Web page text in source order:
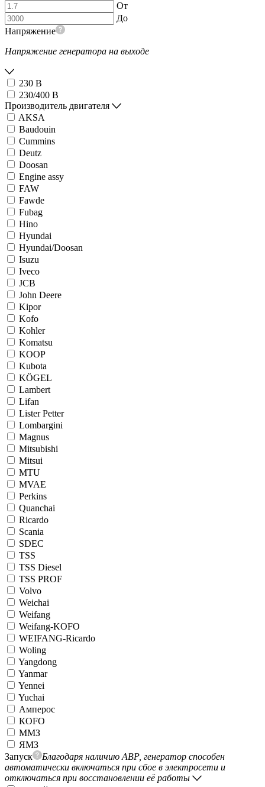
От
До
Напряжение
Напряжение генератора на выходе
230 В
230/400 В
Производитель двигателя
AKSA
Baudouin
Cummins
Deutz
Doosan
Engine assy
FAW
Fawde
Fubag
Hino
Hyundai
Hyundai/Doosan
Isuzu
Iveco
JCB
John Deere
Kipor
Kofo
Kohler
Komatsu
KOOP
Kubota
KÖGEL
Lambert
Lifan
Lister Petter
Lombargini
Magnus
Mitsubishi
Mitsui
MTU
MVAE
Perkins
Quanchai
Ricardo
Scania
SDEC
TSS
TSS Diesel
TSS PROF
Volvo
Weichai
Weifang
Weifang-KOFO
WEIFANG-Ricardo
Woling
Yangdong
Yanmar
Yennei
Yuchai
Амперос
КОFO
ММЗ
ЯМЗ
Запуск
Благодаря наличию АВР, генератор способен
автоматически включаться при сбое в электросети и
отключаться при восстановлении её работы